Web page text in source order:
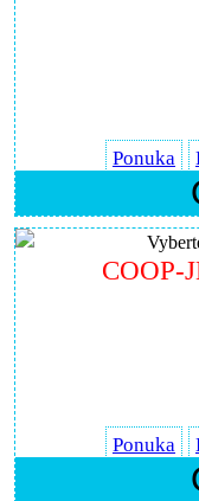
Ponuka
COOP-
Ponuka